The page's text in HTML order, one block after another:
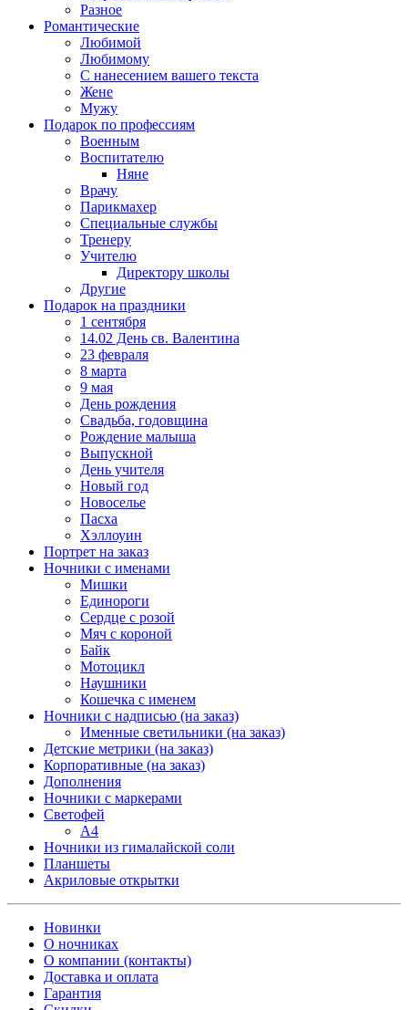
Разное
Романтические
Любимой
Любимому
С нанесением вашего текста
Жене
Мужу
Подарок по профессиям
Военным
Воспитателю
Няне
Врачу
Парикмахер
Специальные службы
Тренеру
Учителю
Директору школы
Другие
Подарок на праздники
1 сентября
14.02 День св. Валентина
23 февраля
8 марта
9 мая
День рождения
Свадьба, годовщина
Рождение малыша
Выпускной
День учителя
Новый год
Новоселье
Пасха
Хэллоуин
Портрет на заказ
Ночники с именами
Мишки
Единороги
Сердце с розой
Мяч с короной
Байк
Мотоцикл
Наушники
Кошечка с именем
Ночники с надписью (на заказ)
Именные светильники (на заказ)
Детские метрики (на заказ)
Корпоративные (на заказ)
Дополнения
Ночники с маркерами
Светофей
А4
Ночники из гималайской соли
Планшеты
Акриловые открытки
Новинки
О ночниках
О компании (контакты)
Доставка и оплата
Гарантия